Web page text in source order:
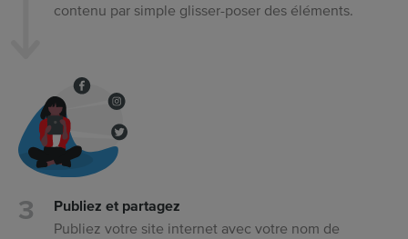
contenu par simple glisser-poser des éléments.
Publiez et partagez
Publiez votre site internet avec votre nom de